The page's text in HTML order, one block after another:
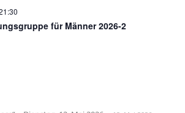
für Männer 2026-2